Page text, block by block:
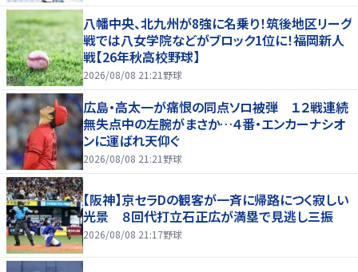
八幡中央、北九州が8強に名乗り！筑後地区リーグ
戦では八女学院などがブロック1位に！福岡新人
戦【26年秋高校野球】
2026/08/08 21:21 野球
広島・高太一が痛恨の同点ソロ被弾 １２戦連続
無失点中の左腕がまさか…４番・エンカーナシオ
ンに運ばれ天仰ぐ
2026/08/08 21:21 野球
【阪神】京セラDの観客が一斉に帰路につく寂しい
光景 ８回代打立石正広が満塁で見逃し三振
2026/08/08 21:17野球